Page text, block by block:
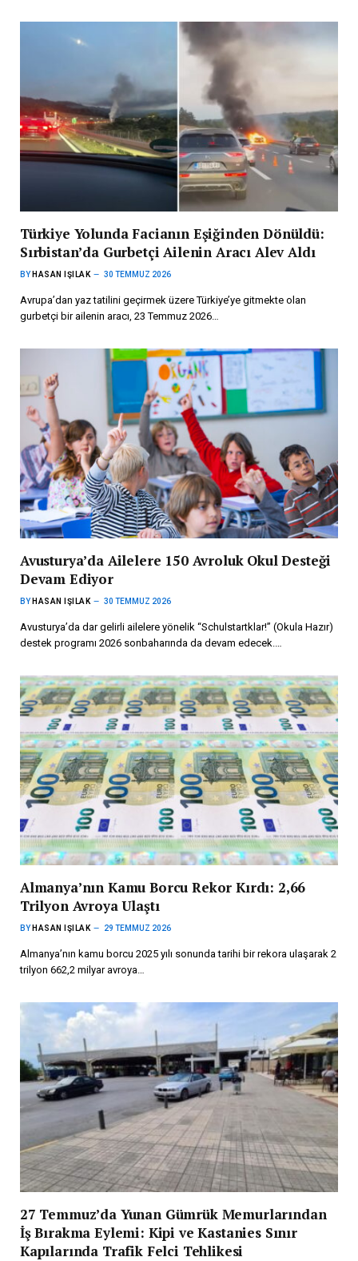
Türkiye Yolunda Facianın Eşiğinden Dönüldü:
Sırbistan’da Gurbetçi Ailenin Aracı Alev Aldı
BY HASAN IŞILAK 30 TEMMUZ 2026
Avrupa’dan yaz tatilini geçirmek üzere Türkiye’ye gitmekte olan
gurbetçi bir ailenin aracı, 23 Temmuz 2026…
Avusturya’da Ailelere 150 Avroluk Okul Desteği
Devam Ediyor
BY HASAN IŞILAK 30 TEMMUZ 2026
Avusturya’da dar gelirli ailelere yönelik “Schulstartklar!” (Okula Hazır)
destek programı 2026 sonbaharında da devam edecek.…
Almanya’nın Kamu Borcu Rekor Kırdı: 2,66
Trilyon Avroya Ulaştı
BY HASAN IŞILAK 29 TEMMUZ 2026
Almanya’nın kamu borcu 2025 yılı sonunda tarihi bir rekora ulaşarak 2
trilyon 662,2 milyar avroya…
27 Temmuz’da Yunan Gümrük Memurlarından
İş Bırakma Eylemi: Kipi ve Kastanies Sınır
Kapılarında Trafik Felci Tehlikesi